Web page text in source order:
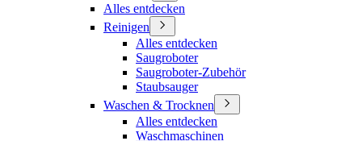
Alles entdecken
Reinigen
Alles entdecken
Saugroboter
Saugroboter-Zubehör
Staubsauger
Waschen & Trocknen
Alles entdecken
Waschmaschinen